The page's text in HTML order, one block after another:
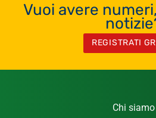
Vuoi avere
REGISTRATI
Chi siamo